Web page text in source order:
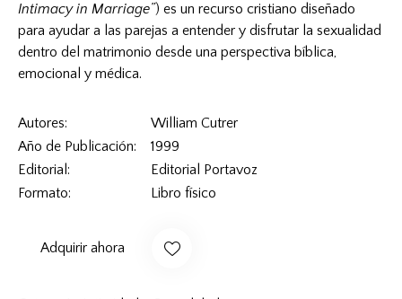
Intimacy in Marriage”) es un recurso cristiano diseñado
para ayudar a las parejas a entender y disfrutar la sexualidad
dentro del matrimonio desde una perspectiva bíblica,
emocional y médica.
Autores
William Cutrer
Año de Publicación
1999
Editorial
Editorial Portavoz
Formato
Libro físico
Adquirir ahora